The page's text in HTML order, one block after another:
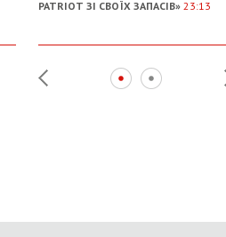
PATRIOT ЗІ СВОЇХ ЗАПАСІВ» 23:13